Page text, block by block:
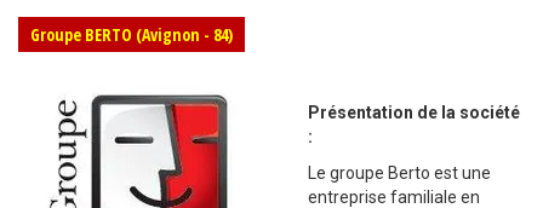
Groupe BERTO (Avignon - 84)
Présentation de la société
:
Le groupe Berto est une
entreprise familiale en